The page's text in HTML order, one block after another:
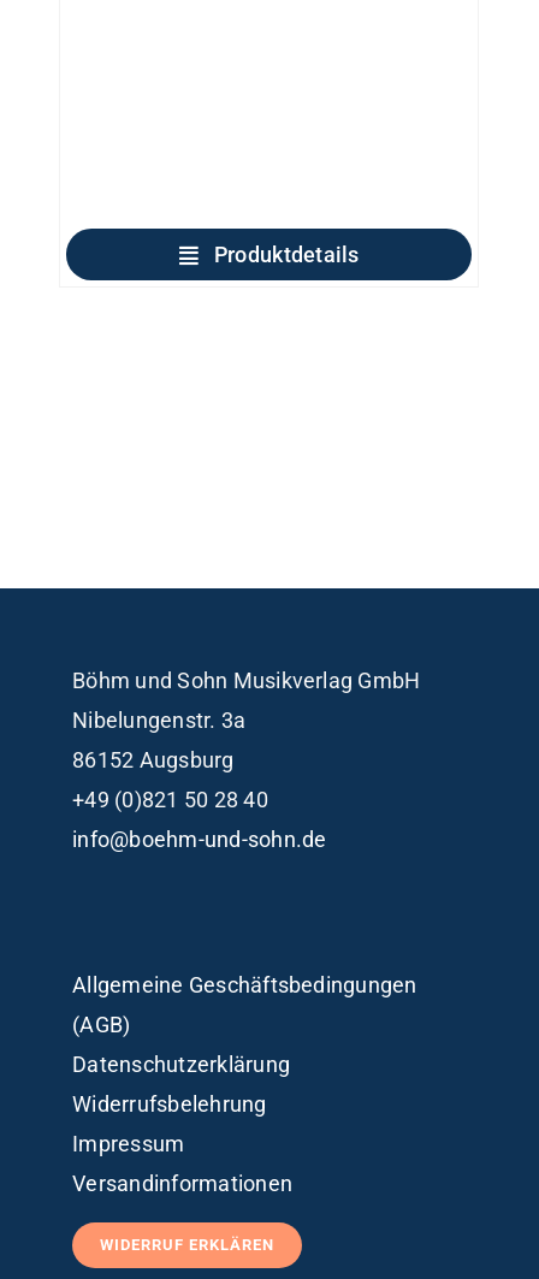
Produktdetails
Böhm und Sohn Musikverlag GmbH
Nibelungenstr. 3a
86152 Augsburg
+49 (0)821 50 28 40
info@boehm-und-sohn.de
Allgemeine Geschäftsbedingungen
(AGB)
Datenschutzerklärung
Widerrufsbelehrung
Impressum
Versandinformationen
WIDERRUF ERKLÄREN